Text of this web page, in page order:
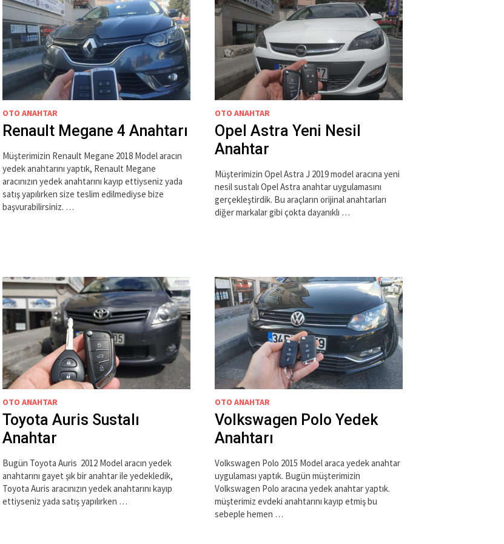
OTO ANAHTAR
Renault Megane 4 Anahtarı
Müşterimizin Renault Megane 2018 Model aracın
yedek anahtarını yaptık, Renault Megane
aracınızın yedek anahtarını kayıp ettiyseniz yada
satış yapılırken size teslim edilmediyse bize
başvurabilirsiniz. …
OTO ANAHTAR
Opel Astra Yeni Nesil
Anahtar
Müşterimizin Opel Astra J 2019 model aracına yeni
nesil sustalı Opel Astra anahtar uygulamasını
gerçekleştirdik. Bu araçların orijinal anahtarları
diğer markalar gibi çokta dayanıklı …
OTO ANAHTAR
Toyota Auris Sustalı
Anahtar
Bugün Toyota Auris 2012 Model aracın yedek
anahtarını gayet şık bir anahtar ile yedekledik,
Toyota Auris aracınızın yedek anahtarını kayıp
ettiyseniz yada satış yapılırken …
OTO ANAHTAR
Volkswagen Polo Yedek
Anahtarı
Volkswagen Polo 2015 Model araca yedek anahtar
uygulaması yaptık. Bugün müşterimizin
Volkswagen Polo aracına yedek anahtar yaptık.
müşterimiz evdeki anahtarını kayıp etmiş bu
sebeple hemen …